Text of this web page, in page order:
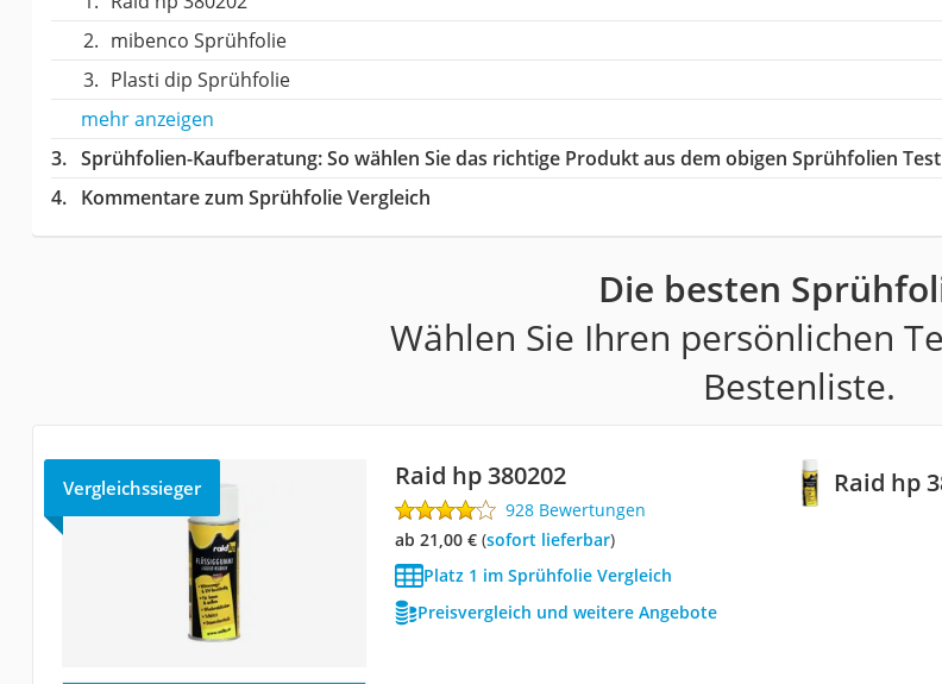
mibenco Sprühfolie
Plasti dip Sprühfolie
mehr anzeigen
Sprühfolien-Kaufberatung: So wählen Sie das richtige Produkt aus dem obigen Sprühfolien
Kommentare zum Sprühfolie Vergleich
Die besten
Wählen Sie Ihren persönlichen
Bestenliste.
Raid hp
Vergleichssieger Raid hp 380202
928 Bewertungen
ab 21,00 €( Sofort lieferbar)
Platz 1 im Sprühfolie Vergleich
Preisvergleich und weitere Angebote